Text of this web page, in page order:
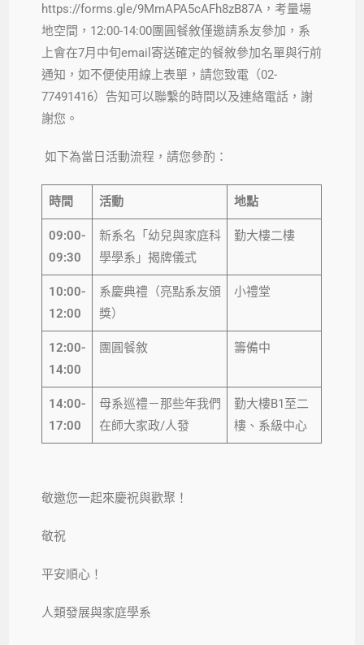
https://forms.gle/9MmAPA5cAFh8zB87A，考量場
地空間，12:00-14:00團圓餐敘僅邀請系友參加，系
上會在7月中旬email寄送確定的餐敘參加名單與行前
通知，如不便使用線上表單，請您致電（02-
77491416）告知可以聯繫的時間以及連絡電話，謝
謝您。
如下為當日活動流程，請您參酌：
時間 活動 地點
09:00-
09:30
新系名「幼兒與家庭科
學學系」揭牌儀式
勤大樓二樓
10:00-
12:00
系慶典禮（亮點系友頒
獎）
小禮堂
12:00-
14:00
團圓餐敘 籌備中
14:00-
17:00
母系巡禮－那些年我們
在師大家政/人發
勤大樓B1至二
樓、系級中心
敬邀您一起來慶祝與歡聚！
敬祝
平安順心！
人類發展與家庭學系